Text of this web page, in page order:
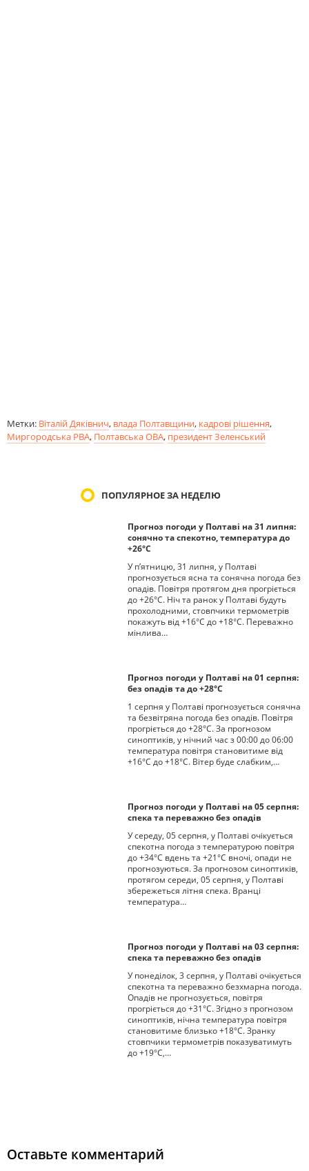
Метки: Віталій Дяківнич, влада Полтавщини, кадрові рішення,
Миргородська РВА, Полтавська ОВА, президент Зеленський
ПОПУЛЯРНОЕ ЗА НЕДЕЛЮ
Прогноз погоди у Полтаві на 31 липня:
сонячно та спекотно, температура до
+26°С
У п’ятницю, 31 липня, у Полтаві
прогнозується ясна та сонячна погода без
опадів. Повітря протягом дня прогріється
до +26°С. Ніч та ранок у Полтаві будуть
прохолодними, стовпчики термометрів
покажуть від +16°С до +18°С. Переважно
мінлива…
Прогноз погоди у Полтаві на 01 серпня:
без опадів та до +28°С
1 серпня у Полтаві прогнозується сонячна
та безвітряна погода без опадів. Повітря
прогріється до +28°С. За прогнозом
синоптиків, у нічний час з 00:00 до 06:00
температура повітря становитиме від
+16°С до +18°С. Вітер буде слабким,…
Прогноз погоди у Полтаві на 05 серпня:
спека та переважно без опадів
У середу, 05 серпня, у Полтаві очікується
спекотна погода з температурою повітря
до +34°С вдень та +21°С вночі, опади не
прогнозуються. За прогнозом синоптиків,
протягом середи, 05 серпня, у Полтаві
збережеться літня спека. Вранці
температура…
Прогноз погоди у Полтаві на 03 серпня:
спека та переважно без опадів
У понеділок, 3 серпня, у Полтаві очікується
спекотна та переважно безхмарна погода.
Опадів не прогнозується, повітря
прогріється до +31°С. Згідно з прогнозом
синоптиків, нічна температура повітря
становитиме близько +18°С. Зранку
стовпчики термометрів показуватимуть
до +19°С,…
Оставьте комментарий